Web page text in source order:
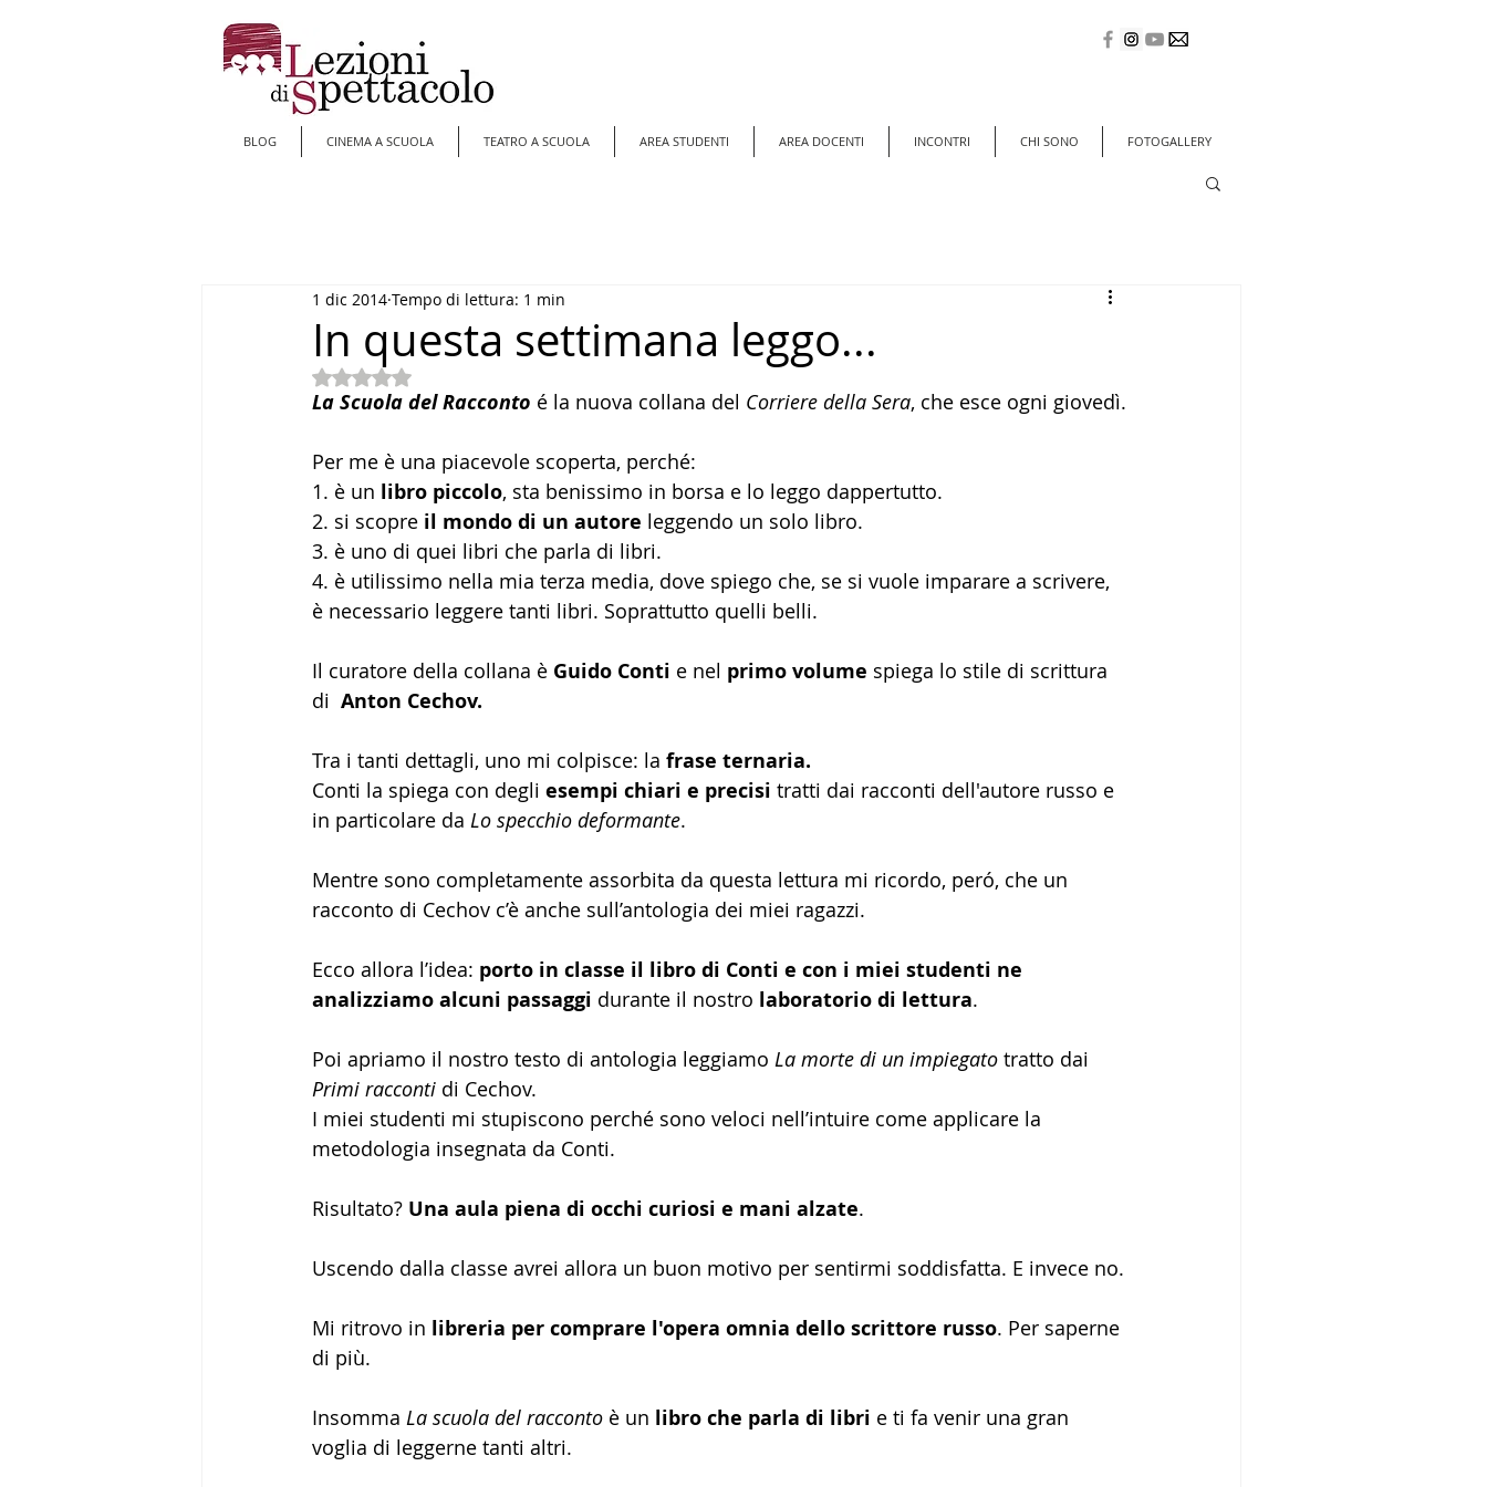
BLOG CINEMA A SCUOLA TEATRO A SCUOLA AREA STUDENTI AREA DOCENTI INCONTRI CHI SONO FOTOGALLERY
In questa settimana leggo...
1 dic 2014 Tempo di lettura: 1 min
Valutazione NaN stelle su 5.
La Scuola del Racconto é la nuova collana del Corriere della Sera, che esce ogni giovedì.
Per me è una piacevole scoperta, perché:
1. è un libro piccolo, sta benissimo in borsa e lo leggo dappertutto.
2. si scopre il mondo di un autore leggendo un solo libro.
3. è uno di quei libri che parla di libri.
4. è utilissimo nella mia terza media, dove spiego che, se si vuole imparare a scrivere,
è necessario leggere tanti libri. Soprattutto quelli belli.
Il curatore della collana è Guido Conti e nel primo volume spiega lo stile di scrittura
di
  Anton Cechov.
Tra i tanti dettagli, uno mi colpisce: la frase ternaria.
Conti la spiega con degli esempi chiari e precisi tratti dai racconti dell'autore russo e
in particolare da Lo specchio deformante.
Mentre sono completamente assorbita da questa lettura mi ricordo, peró, che un
racconto di Cechov c’è anche sull’antologia dei miei ragazzi.
Ecco allora l’idea: porto in classe il libro di Conti e con i miei studenti ne
analizziamo alcuni passaggi durante il nostro laboratorio di lettura.
Poi apriamo il nostro testo di antologia leggiamo La morte di un impiegato tratto dai
Primi racconti di Cechov.
I miei studenti mi stupiscono perché sono veloci nell’intuire come applicare la
metodologia insegnata da Conti.
Risultato? Una aula piena di occhi curiosi e mani alzate.
Uscendo dalla classe avrei allora un buon motivo per sentirmi soddisfatta. E invece no.
Mi ritrovo in libreria per comprare l'opera omnia dello scrittore russo. Per saperne
di più.
Insomma La scuola del racconto è un libro che parla di libri e ti fa venir una gran
voglia di leggerne tanti altri.